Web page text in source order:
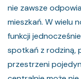
nie zawsze
mieszkań. W wielu
funkcji
spotkań z rodziną,
przestrzeni